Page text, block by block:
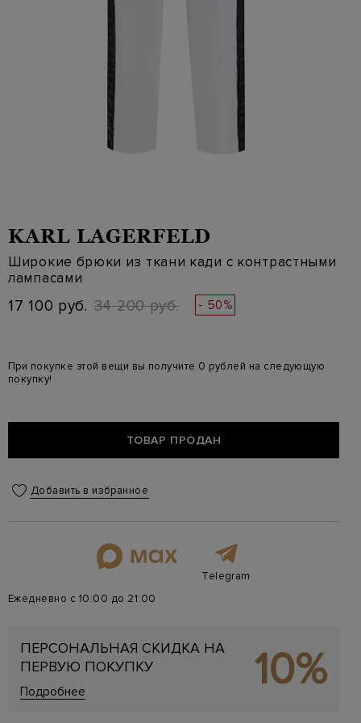
KARL LAGERFELD
Широкие брюки из ткани кади с контрастными
лампасами
17 100 руб. 34 200 руб. - 50%
При покупке этой вещи вы получите 0 рублей на следующую
покупку!
ТОВАР ПРОДАН
Добавить в избранное
Telegram
Ежедневно с 10:00 до 21:00
ПЕРСОНАЛЬНАЯ СКИДКА НА
ПЕРВУЮ ПОКУПКУ
Подробнее 10%